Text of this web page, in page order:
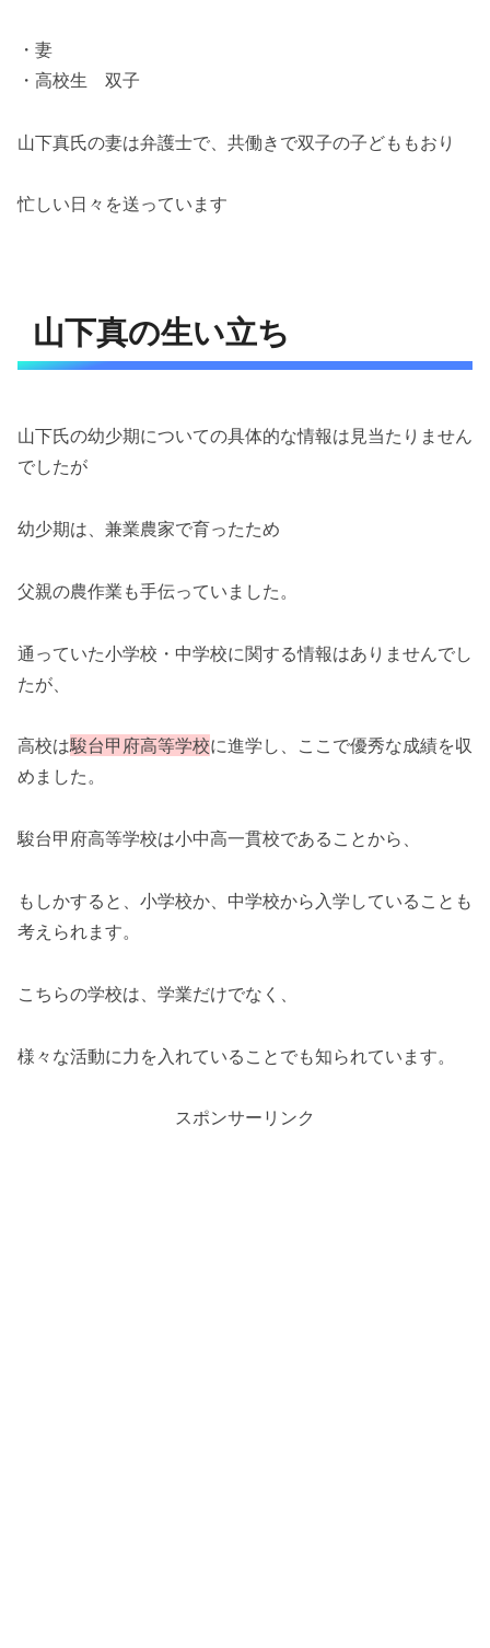
・妻
・高校生 双子
山下真氏の妻は弁護士で、共働きで双子の子どももおり
忙しい日々を送っています
山下真の生い立ち
山下氏の幼少期についての具体的な情報は見当たりません
でしたが
幼少期は、兼業農家で育ったため
父親の農作業も手伝っていました。
通っていた小学校・中学校に関する情報はありませんでし
たが、
高校は駿台甲府高等学校に進学し、ここで優秀な成績を収
めました。
駿台甲府高等学校は小中高一貫校であることから、
もしかすると、小学校か、中学校から入学していることも
考えられます。
こちらの学校は、学業だけでなく、
様々な活動に力を入れていることでも知られています。
スポンサーリンク